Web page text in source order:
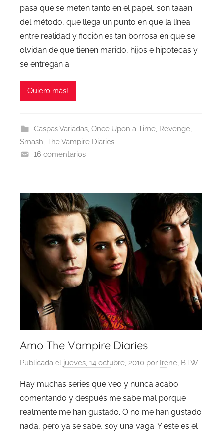
pasa que se meten tanto en el papel, son taaan
del método, que llega un punto en que la línea
entre realidad y ficción es tan borrosa en que se
olvidan de que tienen marido, hijos e hipotecas y
se entregan a
Quiero más!
Caspas Variadas, Once Upon a Time, Revenge,
Smash, The Vampire Diaries
16 comentarios
Amo The Vampire Diaries
Publicada el jueves, 14 octubre, 2010 por Irene, BTW
Hay muchas series que veo y nunca acabo
comentando y después me sabe mal porque
realmente me han gustado. O no me han gustado
nada, pero ya se sabe, soy una vaga. Y este es el